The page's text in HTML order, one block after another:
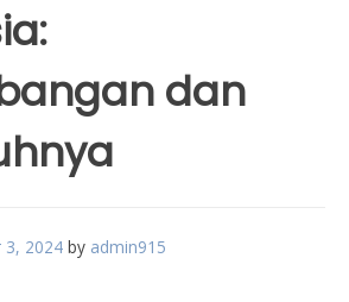
dan
3, 2024 by admin915